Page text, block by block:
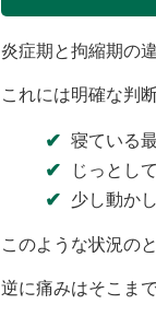
炎症期と拘縮期の
これには明確な判
寝ている
じっとし
少し動か
このよう な状況の
逆に痛みはそこま